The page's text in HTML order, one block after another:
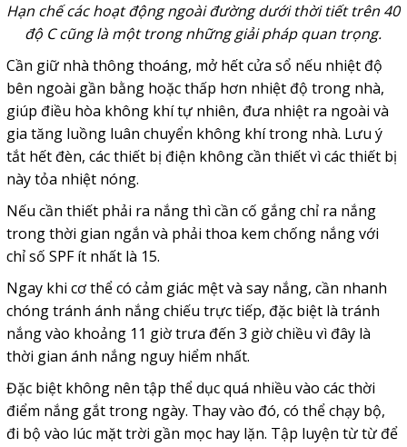
Hạn chế các hoạt động ngoài đường dưới thời tiết trên 40
độ C cũng là một trong những giải pháp quan trọng.
Cần giữ nhà thông thoáng, mở hết cửa sổ nếu nhiệt độ
bên ngoài gần bằng hoặc thấp hơn nhiệt độ trong nhà,
giúp điều hòa không khí tự nhiên, đưa nhiệt ra ngoài và
gia tăng luồng luân chuyển không khí trong nhà. Lưu ý
tắt hết đèn, các thiết bị điện không cần thiết vì các thiết bị
này tỏa nhiệt nóng.
Nếu cần thiết phải ra nắng thì cần cố gắng chỉ ra nắng
trong thời gian ngắn và phải thoa kem chống nắng với
chỉ số SPF ít nhất là 15.
Ngay khi cơ thể có cảm giác mệt và say nắng, cần nhanh
chóng tránh ánh nắng chiếu trực tiếp, đặc biệt là tránh
nắng vào khoảng 11 giờ trưa đến 3 giờ chiều vì đây là
thời gian ánh nắng nguy hiểm nhất.
Đặc biệt không nên tập thể dục quá nhiều vào các thời
điểm nắng gắt trong ngày. Thay vào đó, có thể chạy bộ,
đi bộ vào lúc mặt trời gần mọc hay lặn. Tập luyện từ từ để